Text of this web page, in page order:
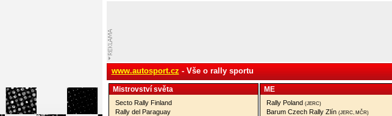
www.autosport.cz - Vše o rally sportu
Mistrovství­ světa
Secto Rally Finland
Rally del Paraguay
ME
Rally Poland (JERC)
Barum Czech Rally Zlín (JERC, MČR)